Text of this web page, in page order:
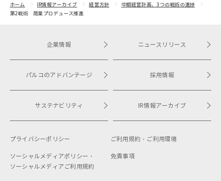
ホーム IR情報アーカイブ 経営方針
中期経営計画、3つの戦術の進捗
第2戦術 商業プロデュース推進
企業情報
パルコのアドバンテージ
サステナビリティ
ニュースリリース
採用情報
IR情報アーカイブ
プライバシーポリシー ご利用規約・ ご利用環境
ソーシャルメディアポリシー・
ソーシャルメディアご利用規約
免責事項